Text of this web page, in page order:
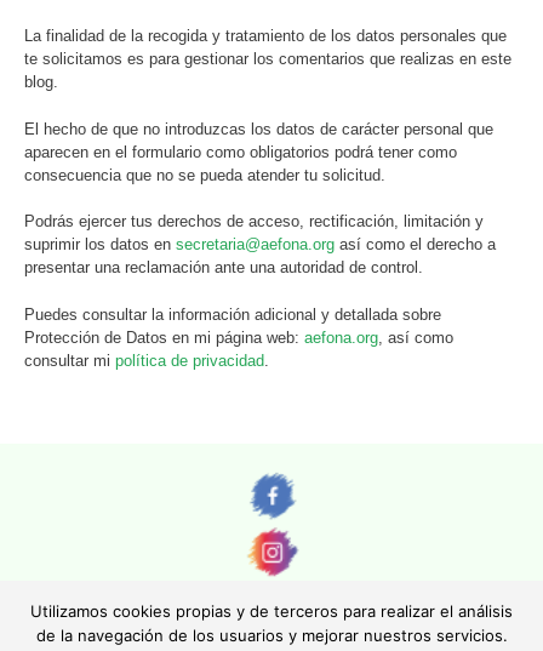
La finalidad de la recogida y tratamiento de los datos personales que
te solicitamos es para gestionar los comentarios que realizas en este
blog.
El hecho de que no introduzcas los datos de carácter personal que
aparecen en el formulario como obligatorios podrá tener como
consecuencia que no se pueda atender tu solicitud.
Podrás ejercer tus derechos de acceso, rectificación, limitación y
suprimir los datos en secretaria@aefona.org así como el derecho a
presentar una reclamación ante una autoridad de control.
Puedes consultar la información adicional y detallada sobre
Protección de Datos en mi página web: aefona.org , así como
consultar mi política de privacidad
Utilizamos cookies propias y de terceros para realizar el análisis
de la navegación de los usuarios y mejorar nuestros servicios.